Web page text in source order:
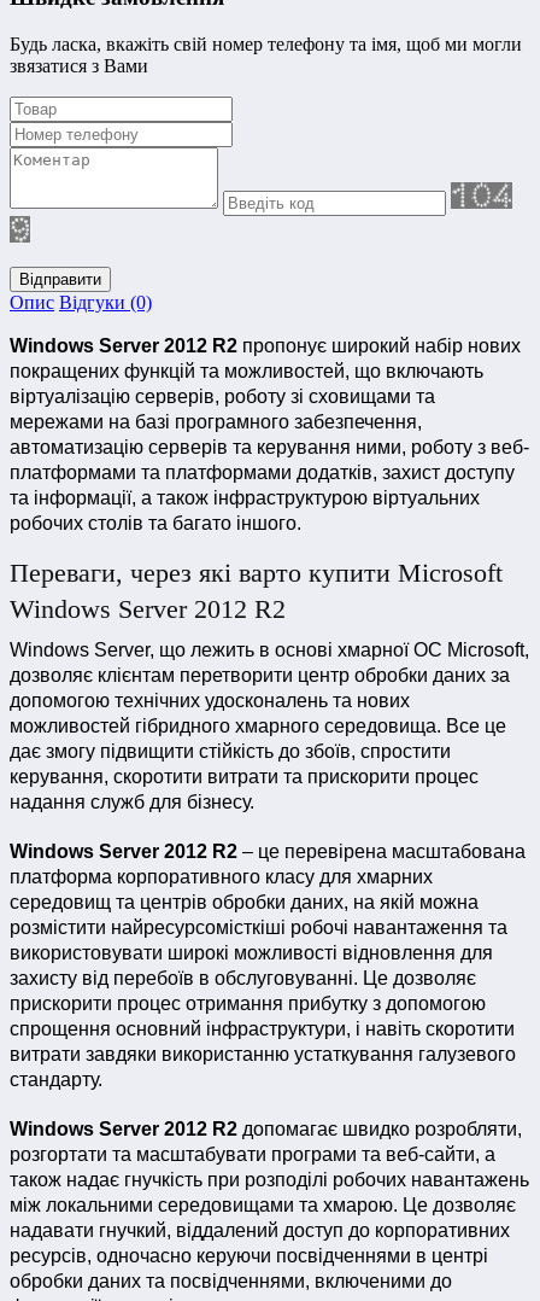
Будь ласка, вкажіть свій номер телефону та iмя, щоб ми могли
звязатися з Вами
Відправити
Опис Відгуки (0)
Windows Server 2012 R2 пропонує широкий набір нових
покращених функцій та можливостей, що включають
віртуалізацію серверів, роботу зі сховищами та
мережами на базі програмного забезпечення,
автоматизацію серверів та керування ними, роботу з веб-
платформами та платформами додатків, захист доступу
та інформації, а також інфраструктурою віртуальних
робочих столів та багато іншого.
Переваги, через які варто купити Microsoft
Windows Server 2012 R2
Windows Server, що лежить в основі хмарної ОС Microsoft,
дозволяє клієнтам перетворити центр обробки даних за
допомогою технічних удосконалень та нових
можливостей гібридного хмарного середовища. Все це
дає змогу підвищити стійкість до збоїв, спростити
керування, скоротити витрати та прискорити процес
надання служб для бізнесу.
Windows Server 2012 R2 – це перевірена масштабована
платформа корпоративного класу для хмарних
середовищ та центрів обробки даних, на якій можна
розмістити найресурсомісткіші робочі навантаження та
використовувати широкі можливості відновлення для
захисту від перебоїв в обслуговуванні. Це дозволяє
прискорити процес отримання прибутку з допомогою
спрощення основний інфраструктури, і навіть скоротити
витрати завдяки використанню устаткування галузевого
стандарту.
Windows Server 2012 R2 допомагає швидко розробляти,
розгортати та масштабувати програми та веб-сайти, а
також надає гнучкість при розподілі робочих навантажень
між локальними середовищами та хмарою. Це дозволяє
надавати гнучкий, віддалений доступ до корпоративних
ресурсів, одночасно керуючи посвідченнями в центрі
обробки даних та посвідченнями, включеними до